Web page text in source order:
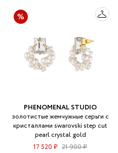
PHENOMENAL STUDIO
золотистые жемчужные серьги с
кристаллами swarovski step cut
pearl crystal gold
17 520 ₽ 21 900 ₽